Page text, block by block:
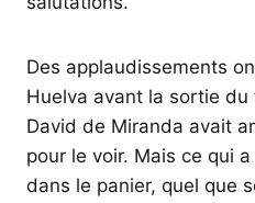
Des applaudissements
Huelva avant la sortie
David de Miranda avait
pour le voir. Mais ce qui
dans le panier, quel que